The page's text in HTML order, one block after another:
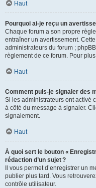
Haut
Pourquoi ai-je reçu un
Chaque forum a son propre
entraîner un avertissement.
administrateurs du forum ;
règlement de ce forum. Pour
Haut
Comment puis-je signaler des
Si les administrateurs ont activé
à côté du message à signaler.
signalement.
Haut
À quoi sert le bouton «
rédaction d’un sujet ?
Il vous permet d’enregistrer un
publier plus tard. Vous
contrôle utilisateur.